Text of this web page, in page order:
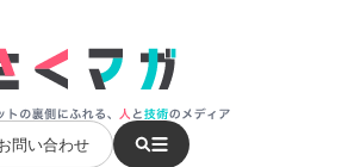
問い合わせ